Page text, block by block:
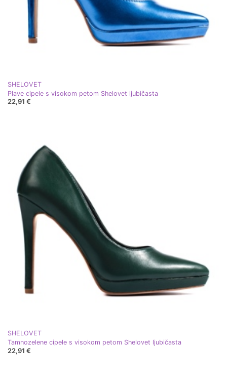
SHELOVET
Plave cipele s visokom petom Shelovet ljubičasta
22,91 €
SHELOVET
Tamnozelene cipele s visokom petom Shelovet ljubičasta
22,91 €